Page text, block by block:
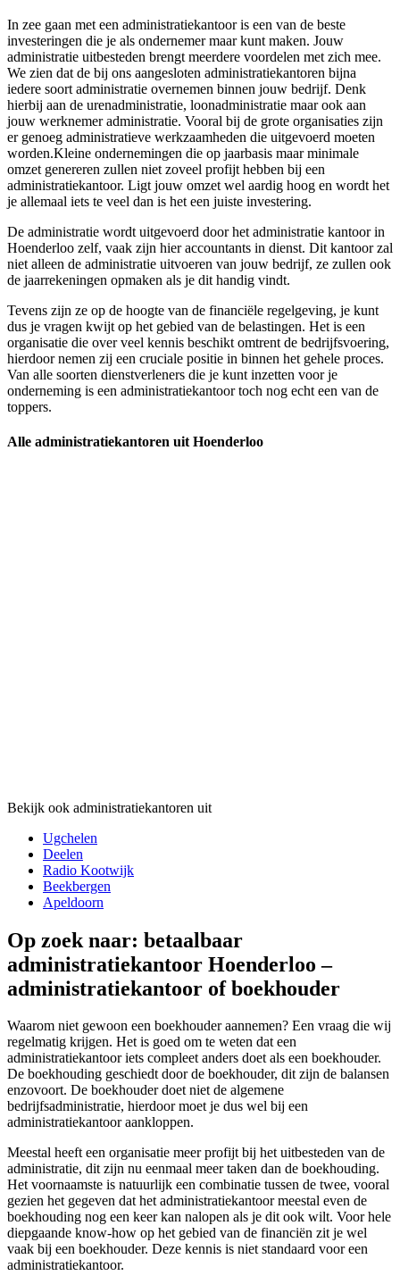
In zee gaan met een administratiekantoor is een van de beste
investeringen die je als ondernemer maar kunt maken. Jouw
administratie uitbesteden brengt meerdere voordelen met zich mee.
We zien dat de bij ons aangesloten administratiekantoren bijna
iedere soort administratie overnemen binnen jouw bedrijf. Denk
hierbij aan de urenadministratie, loonadministratie maar ook aan
jouw werknemer administratie. Vooral bij de grote organisaties zijn
er genoeg administratieve werkzaamheden die uitgevoerd moeten
worden.Kleine ondernemingen die op jaarbasis maar minimale
omzet genereren zullen niet zoveel profijt hebben bij een
administratiekantoor. Ligt jouw omzet wel aardig hoog en wordt het
je allemaal iets te veel dan is het een juiste investering.
De administratie wordt uitgevoerd door het administratie kantoor in
Hoenderloo zelf, vaak zijn hier accountants in dienst. Dit kantoor zal
niet alleen de administratie uitvoeren van jouw bedrijf, ze zullen ook
de jaarrekeningen opmaken als je dit handig vindt.
Tevens zijn ze op de hoogte van de financiële regelgeving, je kunt
dus je vragen kwijt op het gebied van de belastingen. Het is een
organisatie die over veel kennis beschikt omtrent de bedrijfsvoering,
hierdoor nemen zij een cruciale positie in binnen het gehele proces.
Van alle soorten dienstverleners die je kunt inzetten voor je
onderneming is een administratiekantoor toch nog echt een van de
toppers.
Alle administratiekantoren uit Hoenderloo
Bekijk ook administratiekantoren uit
Ugchelen
Deelen
Radio Kootwijk
Beekbergen
Apeldoorn
Op zoek naar: betaalbaar
administratiekantoor Hoenderloo –
administratiekantoor of boekhouder
Waarom niet gewoon een boekhouder aannemen? Een vraag die wij
regelmatig krijgen. Het is goed om te weten dat een
administratiekantoor iets compleet anders doet als een boekhouder.
De boekhouding geschiedt door de boekhouder, dit zijn de balansen
enzovoort. De boekhouder doet niet de algemene
bedrijfsadministratie, hierdoor moet je dus wel bij een
administratiekantoor aankloppen.
Meestal heeft een organisatie meer profijt bij het uitbesteden van de
administratie, dit zijn nu eenmaal meer taken dan de boekhouding.
Het voornaamste is natuurlijk een combinatie tussen de twee, vooral
gezien het gegeven dat het administratiekantoor meestal even de
boekhouding nog een keer kan nalopen als je dit ook wilt. Voor hele
diepgaande know-how op het gebied van de financiën zit je wel
vaak bij een boekhouder. Deze kennis is niet standaard voor een
administratiekantoor.